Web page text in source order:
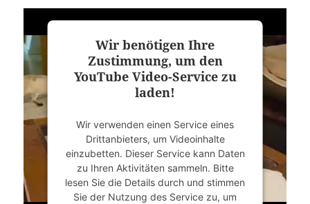
Wir benötigen Ihre
Zustimmung, um den
YouTube Video-Service zu
laden!
Wir verwenden einen Service eines
Drittanbieters, um Videoinhalte
einzubetten. Dieser Service kann Daten
zu Ihren Aktivitäten sammeln. Bitte
lesen Sie die Details durch und stimmen
Sie der Nutzung des Service zu, um